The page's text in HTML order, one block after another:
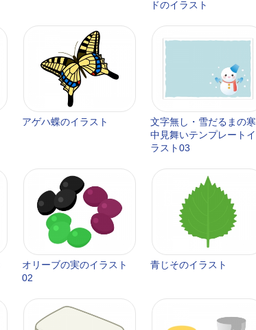
ドのイラスト
アゲハ蝶のイラスト
文字無し・雪だるまの寒
中見舞いテンプレートイ
ラスト03
オリーブの実のイラスト
02
青じそのイラスト